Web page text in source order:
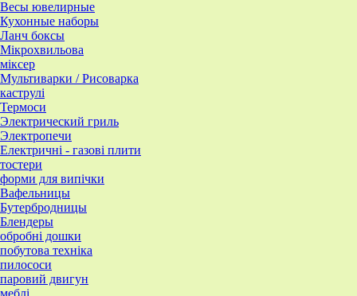
Весы ювелирные
Кухонные наборы
Ланч боксы
Мікрохвильова
міксер
Мультиварки / Рисоварка
каструлі
Термоси
Электрический гриль
Электропечи
Електричні - газові плити
тостери
форми для випічки
Вафельницы
Бутербродницы
Блендеры
обробні дошки
побутова техніка
пилососи
паровий двигун